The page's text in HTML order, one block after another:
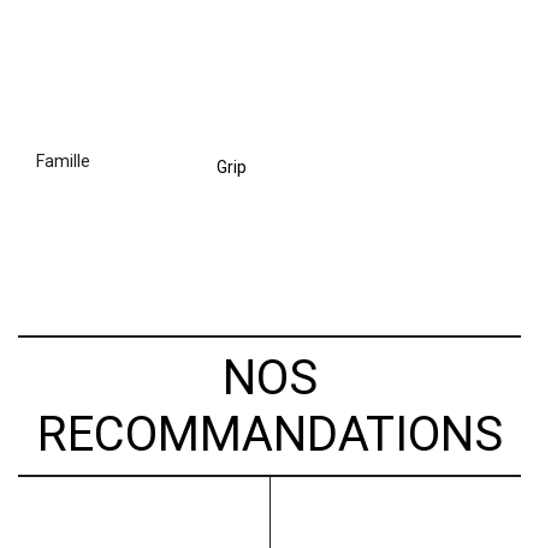
famille Grip
NOS
RECOMMANDATIONS